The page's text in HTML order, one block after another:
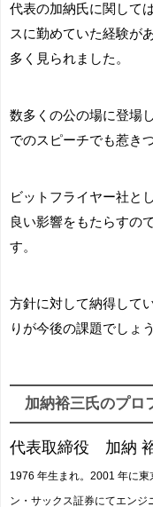
代表の加納氏に関して
スに勤めていた経験が
多く見られました。
数多くの公の場に登場
でのスピーチでも惹き
ビットフライヤー社と
良い影響をもたらすの
す。
方針に対して納得して
りが今後の課題でしょう
加納裕三氏のプロ
代表取締役 加納
1976 年生まれ。2001 年に
ン・サックス証券にてエンジ